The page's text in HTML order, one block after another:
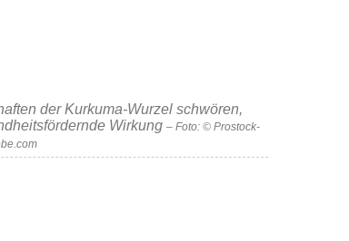
der Kurkuma-Wurzel schwören,
Wirkung – Foto: © Prostock-